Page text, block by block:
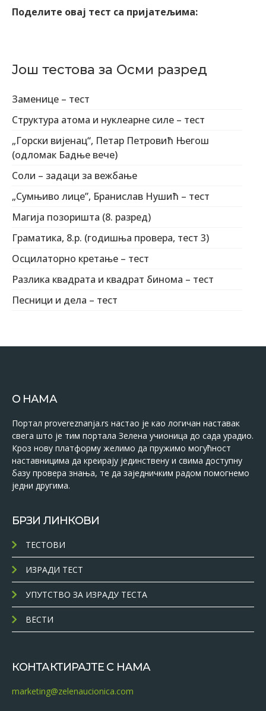
Поделите овај тест са пријатељима:
Још тестова за Осми разред
Заменице – тест
Структура атома и нуклеарне силе – тест
„Горски вијенац“, Петар Петровић Његош
(одломак Бадње вече)
Соли – задаци за вежбање
„Сумњиво лице”, Бранислав Нушић – тест
Магија позоришта (8. разред)
Граматика, 8.р. (годишња провера, тест 3)
Осцилаторно кретање – тест
Разлика квадрата и квадрат бинома – тест
Песници и дела – тест
О НАМА
Портал provereznanja.rs настао је као логичан наставак
свега што је тим портала Зелена учионица до сада урадио.
Кроз нову платформу желимо да пружимо могућност
наставницима да креирају јединствену и свима доступну
базу провера знања, те да заједничким радом помогнемо
једни другима.
БРЗИ ЛИНКОВИ
ТЕСТОВИ
ИЗРАДИ ТЕСТ
УПУТСТВО ЗА ИЗРАДУ ТЕСТА
ВЕСТИ
КОНТАКТИРАЈТЕ С НАМА
marketing@zelenaucionica.com